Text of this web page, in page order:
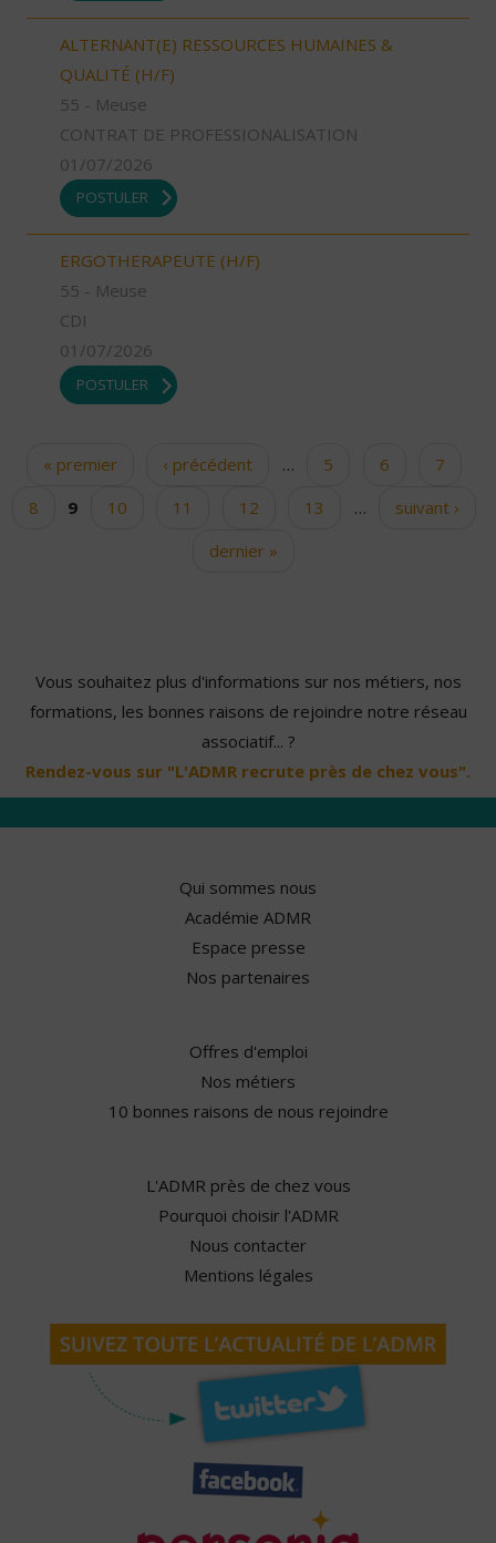
ALTERNANT(E) RESSOURCES HUMAINES &
QUALITÉ (H/F)
55 - Meuse
CONTRAT DE PROFESSIONALISATION
01/07/2026
POSTULER
ERGOTHERAPEUTE (H/F)
55 - Meuse
CDI
01/07/2026
POSTULER
Pages« premier ‹ précédent … 5 6
7
8
9 10 11 12 13 …
suivant ›
dernier »
Vous souhaitez plus d'informations sur nos métiers, nos
formations, les bonnes raisons de rejoindre notre réseau
associatif... ?
Rendez-vous sur "L'ADMR recrute près de chez vous".
Qui sommes nous
Académie ADMR
Espace presse
Nos partenaires
Offres d'emploi
Nos métiers
10 bonnes raisons de nous rejoindre
L'ADMR près de chez vous
Pourquoi choisir l'ADMR
Nous contacter
Mentions légales